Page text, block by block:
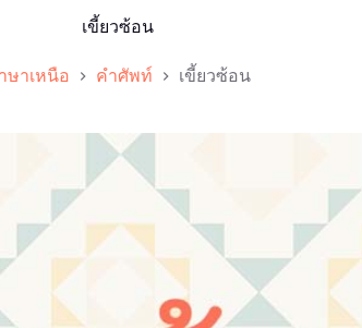
เขี้ยวซ้อน
ษาเหนือ คำศัพท์ เขี้ยวซ้อน